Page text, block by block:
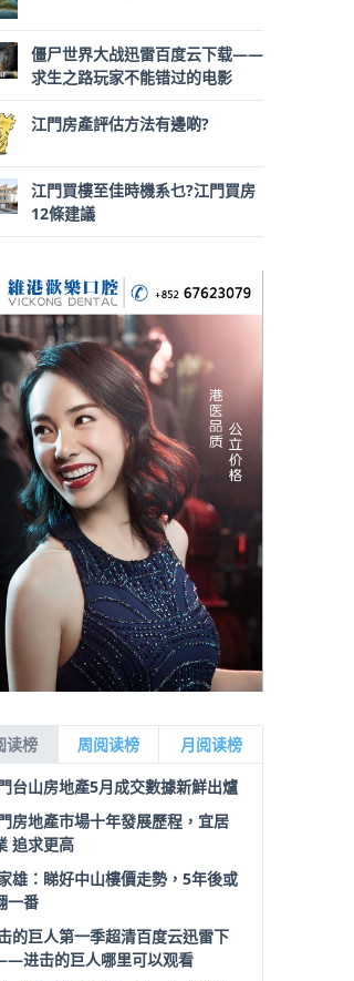
僵尸世界大战迅雷百度云下载——
求生之路玩家不能错过的电影
江門房產評估方法有邊啲?
江門買樓至佳時機系乜?江門買房
12條建議
读榜 周阅读榜
月阅读榜
台山房地產5月成交數據新鮮出爐
房地產市場十年發展歷程，宜居
追求更高
雄：睇好中山樓價走勢，5年後或
一番
的巨人第一季超清百度云迅雷下
进击的巨人哪里可以观看